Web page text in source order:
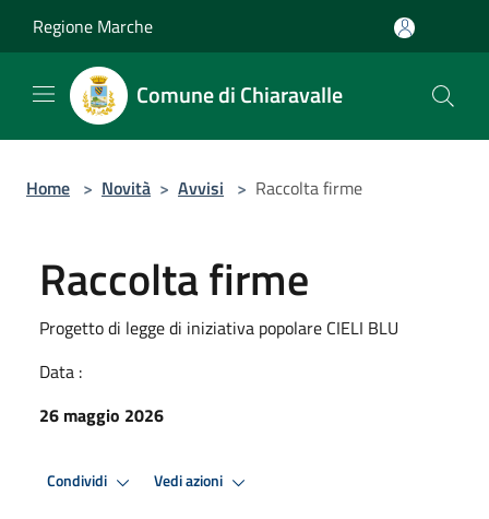
Regione Marche
Comune di Chiaravalle
Home > Novità > Avvisi > Raccolta firme
Raccolta firme
Progetto di legge di iniziativa popolare CIELI BLU
Data :
26 maggio 2026
Condividi Vedi azioni